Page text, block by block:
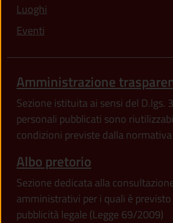
Luoghi
Eventi
Amministrazione
Sezione istituita ai sensi del D.lgs.
personali pubblicati sono
condizioni previste dalla
Albo pretorio
Sezione dedicata alla
amministrativi per i quali è
pubblicità legale (Legge 69/2009)